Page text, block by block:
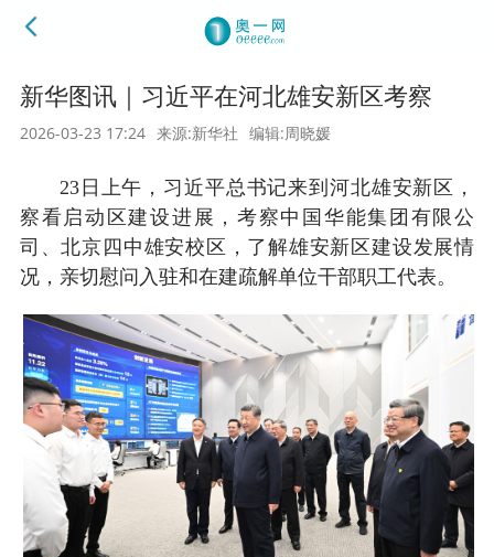
新华图讯｜习近平在河北雄安新区考察
2026-03-23 17:24 来源:新华社 编辑:周晓媛
23日上午，习近平总书记来到河北雄安新区，
察看启动区建设进展，考察中国华能集团有限公
司、北京四中雄安校区，了解雄安新区建设发展情
况，亲切慰问入驻和在建疏解单位干部职工代表。